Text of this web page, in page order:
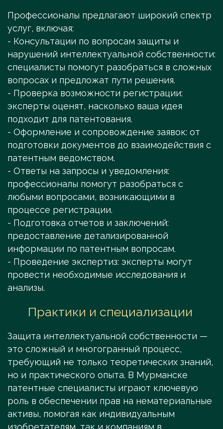
Профессионалы предлагают широкий спектр
услуг, включая:
- Консультации по вопросам защиты и
нарушений интеллектуальной собственности:
специалисты помогут разобраться в сложных
вопросах и предложат пути решения.
- Проверка возможности регистрации:
эксперты оценят, насколько ваша идея
подходит для патентования.
- Оформление и сопровождение заявок: от
подготовки документов до взаимодействия с
патентным ведомством.
- Ответы на запросы и уведомления:
профессионалы помогут разобраться с
любыми вопросами, возникающими в
процессе регистрации.
- Подготовка отчетов и заключений:
предоставление детализированной
информации по патентным вопросам.
- Проведение экспертиз: эксперты могут
провести необходимые исследования и
анализы.
Практики и специализации
Защита интеллектуальной собственности —
это сложный и многогранный процесс,
требующий не только теоретических знаний,
но и практического опыта. В Мурманске
патентные специалисты играют ключевую
роль в обеспечении прав на нематериальные
активы, помогая как индивидуальным